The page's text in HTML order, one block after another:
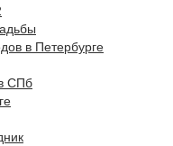
в Петербурге
СПб